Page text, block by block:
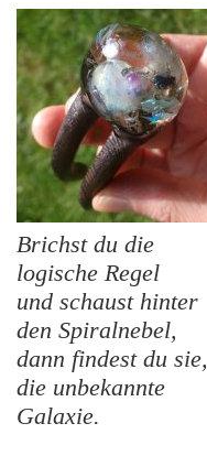
Brichst du die
logische Regel
und schaust hinter
den Spiralnebel,
dann findest du sie,
die unbekannte
Galaxie.